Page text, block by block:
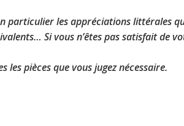
particulier les appréciations littérales
Si vous n’êtes pas satisfait de
pièces que vous jugez nécessaire.